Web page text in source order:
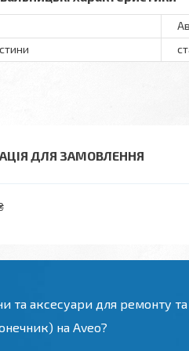
ДЛЯ ЗАМОВЛЕННЯ
та аксесуари для ремонту
на Aveo?